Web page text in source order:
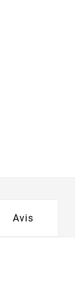
Avis